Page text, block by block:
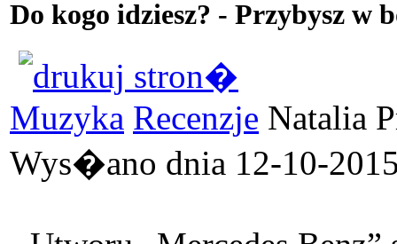
Do kogo idziesz? - Przybysz w
Muzyka Recenzje Natalia
Wys�ano dnia 12-10-